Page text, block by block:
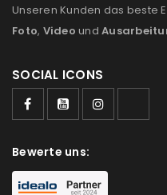
Unseren Kunden das beste
Foto, Video und
SOCIAL ICONS
Bewerte uns: